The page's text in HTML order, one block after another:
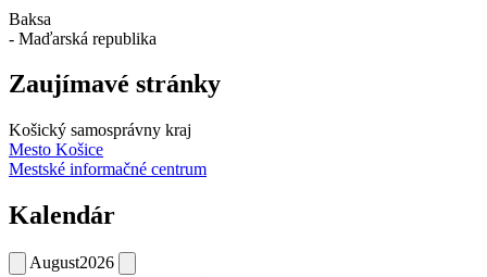
Baksa
- Maďarská republika
Zaujímavé stránky
Košický samosprávny kraj
Mesto Košice
Mestské informačné centrum
Kalendár
August2026